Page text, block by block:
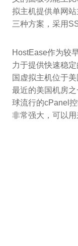
拟主机提供单网
三种方案，采用
HostEase作为较
力于提供快速稳
国虚拟主机位于
最近的美国机房
球流行的cPanel
非常强大，可以用